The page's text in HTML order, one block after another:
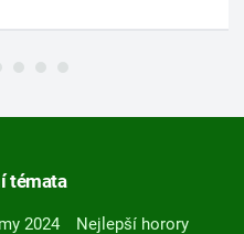
témata
2024
Nejlepší horory